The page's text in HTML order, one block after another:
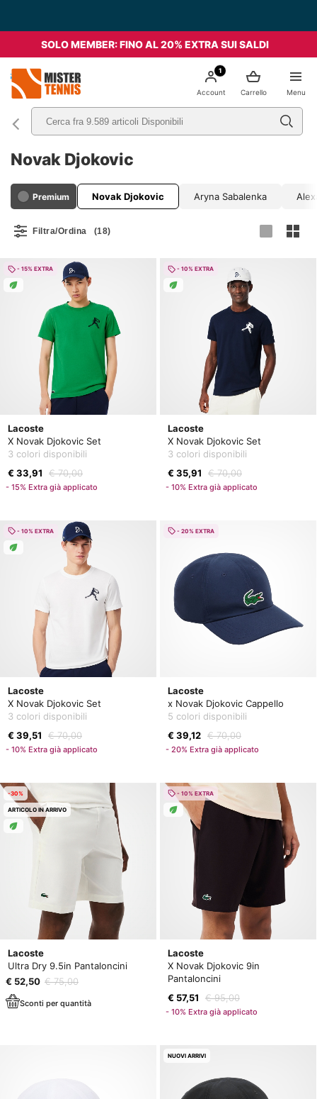
SOLO MEMBER: FINO AL 20% EXTRA SUI SALDI
Menu
Carrello
1
Account
Novak Djokovic
Premium
Musetti Novak Djokovic Aryna Sabalenka
Filtra/Ordina (18)
Lacoste
X Novak Djokovic Set
3 colori disponibili
€ 33,91
€ 70,00
- 15% Extra già applicato
- 15% EXTRA
Lacoste
X Novak Djokovic Set
3 colori disponibili
€ 35,91
€ 70,00
- 10% Extra già applicato
- 10% EXTRA
Lacoste
X Novak Djokovic Set
3 colori disponibili
€ 39,51
€ 70,00
- 10% Extra già applicato
- 10% EXTRA
Lacoste
x Novak Djokovic Cappello
5 colori disponibili
€ 39,12 € 70,00
- 20% Extra già applicato
- 20% EXTRA
Lacoste
Ultra Dry 9.5in Pantaloncini
€ 52,50 € 75,00
Sconti per quantità
-30%
ARTICOLO IN ARRIVO
Lacoste
X Novak Djokovic 9in
Pantaloncini
€ 57,51
€ 95,00
- 10% Extra già applicato
- 10% EXTRA
NUOVI ARRIVI